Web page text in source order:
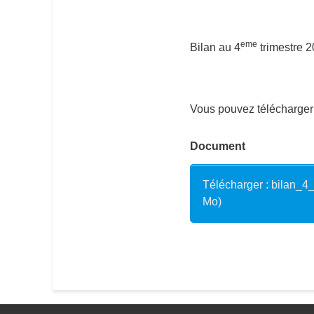
Bilan au 4eme trimestre
Vous pouvez
Document
Télécharger :
Mo)